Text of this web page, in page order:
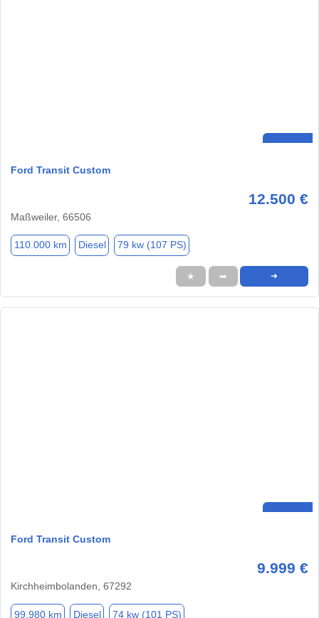
Ford Transit Custom
12.500 €
Maßweiler, 66506
110.000 km Diesel 79 kw (107 PS)
★ ➦ ➜
Ford Transit Custom
9.999 €
Kirchheimbolanden, 67292
99.980 km Diesel 74 kw (101 PS)